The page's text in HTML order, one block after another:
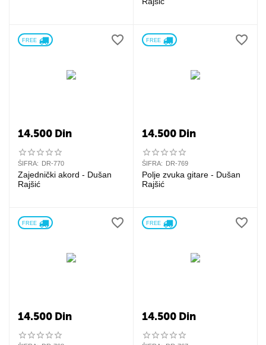
FREE
14.500 Din
ŠIFRA: DR-770
Zajednički akord - Dušan
Rajšić
FREE
14.500 Din
ŠIFRA: DR-769
Polje zvuka gitare - Dušan
Rajšić
FREE
14.500 Din
FREE
14.500 Din